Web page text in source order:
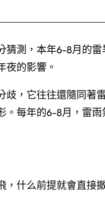
猜測，本年6-8月的雷
夜的影響。
，它往往還隨同著
。每年的6-8月，雷雨
，什么前提就會直接